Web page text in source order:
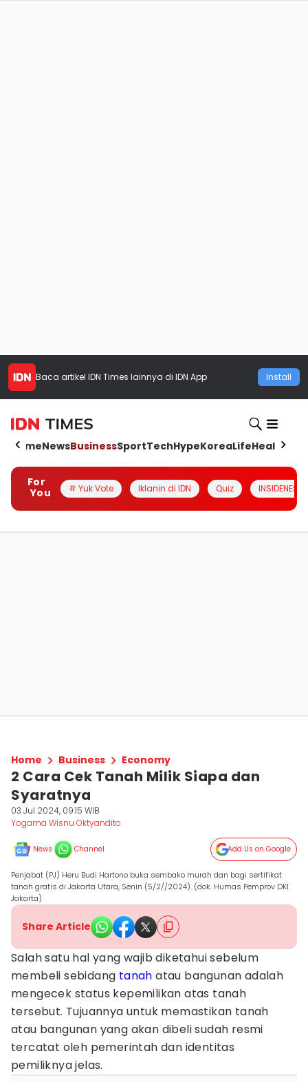
Baca artikel IDN Times lainnya di IDN App Install
HomeNewsBusinessSportTechHypeKoreaLifeHealth
For
You
# Yuk Vote Iklanin di IDN Quiz INSIDENESIA
Home Business Economy
2 Cara Cek Tanah Milik Siapa dan
Syaratnya
03 Jul 2024, 09:15 WIB
Yogama Wisnu Oktyandito
News Channel Add Us on Google
Penjabat (PJ) Heru Budi Hartono buka sembako murah dan bagi sertifikat
tanah gratis di Jakarta Utara, Senin (5/2//2024). (dok. Humas Pemprov DKI
Jakarta)
Share Article
Salah satu hal yang wajib diketahui sebelum
membeli sebidang tanah atau bangunan adalah
mengecek status kepemilikan atas tanah
tersebut. Tujuannya untuk memastikan tanah
atau bangunan yang akan dibeli sudah resmi
tercatat oleh pemerintah dan identitas
pemiliknya jelas.